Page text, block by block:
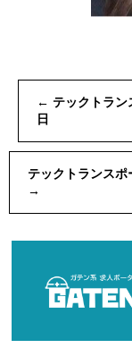
← テックトラ
日
テックトランス
→